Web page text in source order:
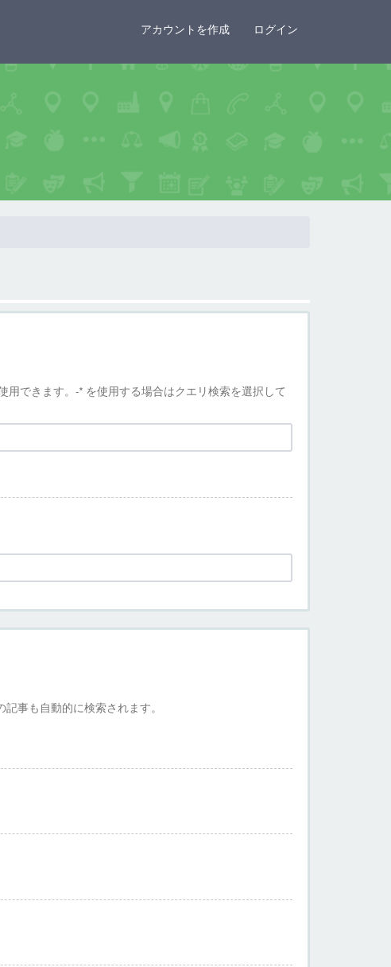
アカウントを作成 ログイン
できます。-* を使用する場合はクエリ検索を選択して
事も自動的に検索されます。